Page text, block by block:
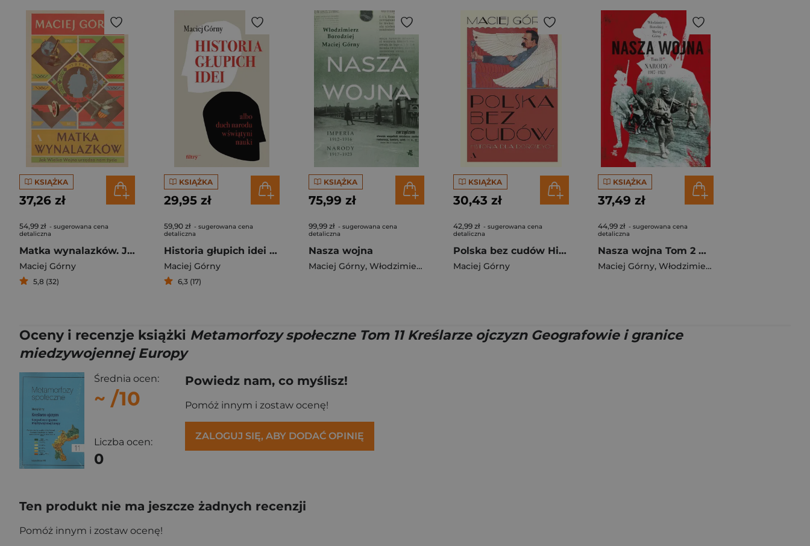
KSIĄŻKA
37,26 zł
54,99 zł - sugerowana cena
detaliczna
Matka wynalazków. Jak Wielka Wojna urządza nam życie
Maciej Górny
5,8 (32)
KSIĄŻKA
29,95 zł
59,90 zł - sugerowana cena
detaliczna
Historia głupich idei albo duch narodu w świątyni nauki
Maciej Górny
6,3 (17)
KSIĄŻKA
75,99 zł
99,99 zł - sugerowana cena
detaliczna
Nasza wojna
Maciej Górny, Włodzimierz Borodziej
KSIĄŻKA
30,43 zł
42,99 zł - sugerowana cena
detaliczna
Polska bez cudów Historia dla dorosłych
Maciej Górny
KSIĄŻKA
37,49 zł
44,99 zł - sugerowana cena
detaliczna
Nasza wojna Tom 2 Narody 1917-1923
Maciej Górny, Włodzimierz Borodziej
Oceny i recenzje książki Metamorfozy społeczne Tom 11 Kreślarze ojczyzn Geografowie i granice
miedzywojennej Europy
Średnia ocen:
~ /10
Liczba ocen:
0
Powiedz nam, co myślisz!
Pomóż innym i zostaw ocenę!
ZALOGUJ SIĘ, ABY DODAĆ OPINIĘ
Ten produkt nie ma jeszcze żadnych recenzji
Pomóż innym i zostaw ocenę!